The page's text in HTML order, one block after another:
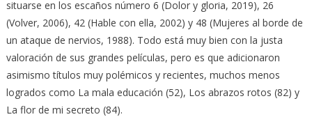
situarse en los escaños número 6 (Dolor y gloria, 2019), 26
(Volver, 2006), 42 (Hable con ella, 2002) y 48 (Mujeres al borde de
un ataque de nervios, 1988). Todo está muy bien con la justa
valoración de sus grandes películas, pero es que adicionaron
asimismo títulos muy polémicos y recientes, muchos menos
logrados como La mala educación (52), Los abrazos rotos (82) y
La flor de mi secreto (84).